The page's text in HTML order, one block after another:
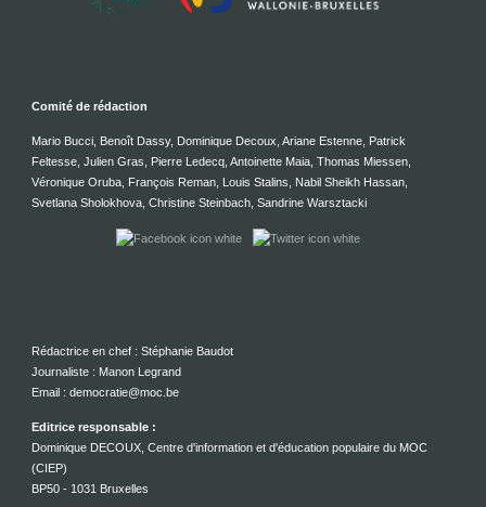
Comité de rédaction
Mario Bucci, Benoît Dassy, Dominique Decoux, Ariane Estenne, Patrick
Feltesse, Julien Gras, Pierre Ledecq, Antoinette Maia, Thomas Miessen,
Véronique Oruba, François Reman, Louis Stalins, Nabil Sheikh Hassan,
Svetlana Sholokhova, Christine Steinbach, Sandrine Warsztacki
Rédactrice en chef : Stéphanie Baudot
Journaliste : Manon Legrand
Email : democratie@moc.be
Editrice responsable :
Dominique DECOUX, Centre d'information et d'éducation populaire du MOC
(CIEP)
BP50 - 1031 Bruxelles